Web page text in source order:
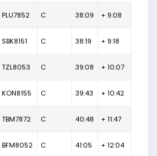
PLU7852 C 38:09 + 9:08
SBK8151 C 38:19 + 9:18
TZL8053 C 39:08 + 10:07
KON8155 C 39:43 + 10:42
TBM7872 C 40:48 + 11:47
BFM8052 C 41:05 + 12:04